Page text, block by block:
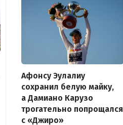
Афонсу Эулалиу
сохранил белую майку,
а Дамиано Карузо
трогательно попрощался
с «Джиро»